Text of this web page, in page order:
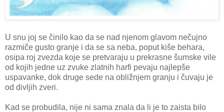
U snu joj se činilo kao da se nad njenom glavom nečujno
razmiče gusto granje i da se sa neba, poput kiše behara,
osipa roj zvezda koje se pretvaraju u prekrasne šumske vile
od kojih jedne uz zvuke zlatnih harfi pevaju najlepše
uspavanke, dok druge sede na obližnjem granju i čuvaju je
od divljih zveri.
Kad se probudila, nije ni sama znala da li je to zaista bilo